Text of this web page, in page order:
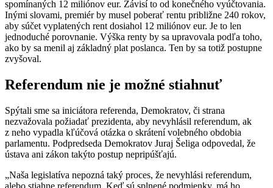
spomínaných 12 miliónov eur. Závisí to od konečného vyúčtovania.
Inými slovami, premiér by musel poberať rentu približne 240 rokov,
aby súčet vyplatených rent dosiahol 12 miliónov eur. Je to len
jednoduché porovnanie. Výška renty by sa upravovala podľa toho,
ako by sa menil aj základný plat poslanca. Ten by sa totiž postupne
zvyšoval.
Referendum nie je možné stiahnuť
Spýtali sme sa iniciátora referenda, Demokratov, či strana
nezvažovala požiadať prezidenta, aby nevyhlásil referendum, ak
z neho vypadla kľúčová otázka o skrátení volebného obdobia
parlamentu. Podpredseda Demokratov Juraj Šeliga odpovedal, že
ústava ani zákon takýto postup nepripúšťajú.
„Naša legislatíva nepozná taký proces, že nevyhlási referendum,
alebo stiahne referendum. Keď sú splnené podmienky, má ho